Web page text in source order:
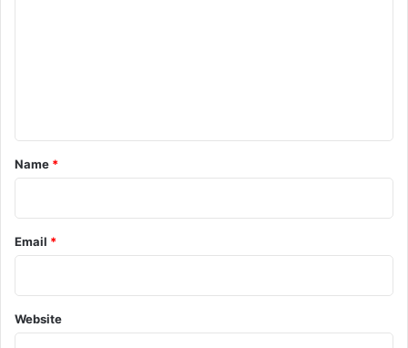
*
Name *
Email *
Website